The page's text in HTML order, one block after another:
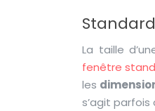
La taille
fenêtre
les
s’agit